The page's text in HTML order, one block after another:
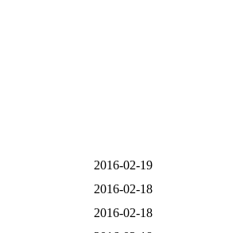
2016-02-19
2016-02-18
2016-02-18